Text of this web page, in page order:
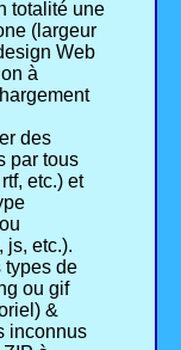
totalité une
(largeur
Web
à
des
par tous
etc.) et
js, etc.).
types de
ou gif
&
inconnus